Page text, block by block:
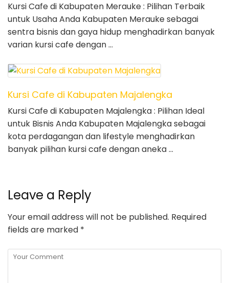
Kursi Cafe di Kabupaten Merauke : Pilihan Terbaik
untuk Usaha Anda Kabupaten Merauke sebagai
sentra bisnis dan gaya hidup menghadirkan banyak
varian kursi cafe dengan …
Kursi Cafe di Kabupaten Majalengka
Kursi Cafe di Kabupaten Majalengka : Pilihan Ideal
untuk Bisnis Anda Kabupaten Majalengka sebagai
kota perdagangan dan lifestyle menghadirkan
banyak pilihan kursi cafe dengan aneka …
Leave a Reply
Your email address will not be published. Required
fields are marked *